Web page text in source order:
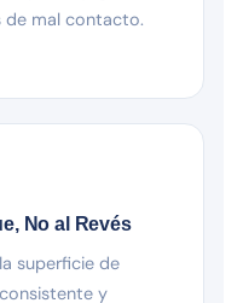
de mal contacto.
No al Revés
superficie de
y